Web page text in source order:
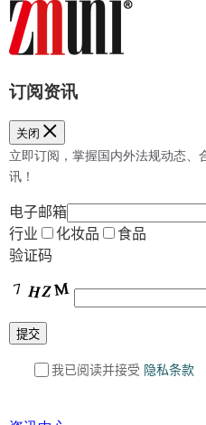
订阅资讯
关闭
立即订阅，掌握国内外法规动态
讯！
电子邮箱
行业
化妆品
食品
验证码
我已阅读并接受 隐私条款